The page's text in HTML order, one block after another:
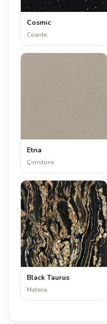
Cosmic
Coante
Etna
Çimstone
Black Taurus
Materia